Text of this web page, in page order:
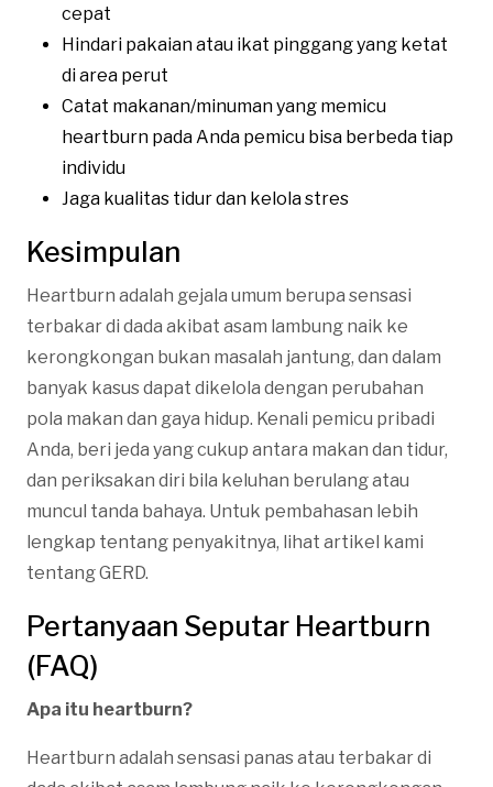
cepat
Hindari pakaian atau ikat pinggang yang ketat
di area perut
Catat makanan/minuman yang memicu
heartburn pada Anda pemicu bisa berbeda tiap
individu
Jaga kualitas tidur dan kelola stres
Kesimpulan
Heartburn adalah gejala umum berupa sensasi
terbakar di dada akibat asam lambung naik ke
kerongkongan bukan masalah jantung, dan dalam
banyak kasus dapat dikelola dengan perubahan
pola makan dan gaya hidup. Kenali pemicu pribadi
Anda, beri jeda yang cukup antara makan dan tidur,
dan periksakan diri bila keluhan berulang atau
muncul tanda bahaya. Untuk pembahasan lebih
lengkap tentang penyakitnya, lihat artikel kami
tentang GERD.
Pertanyaan Seputar Heartburn
(FAQ)
Apa itu heartburn?
Heartburn adalah sensasi panas atau terbakar di